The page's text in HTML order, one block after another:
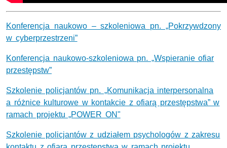
Konferencja naukowo – szkoleniowa pn. „Pokrzywdzony
w cyberprzestrzeni”
Konferencja naukowo-szkoleniowa pn. „Wspieranie ofiar
przestępstw”
Szkolenie policjantów pn. „Komunikacja interpersonalna
a różnice kulturowe w kontakcie z ofiarą przestępstwa” w
ramach projektu „POWER ON"
Szkolenie policjantów z udziałem psychologów z zakresu